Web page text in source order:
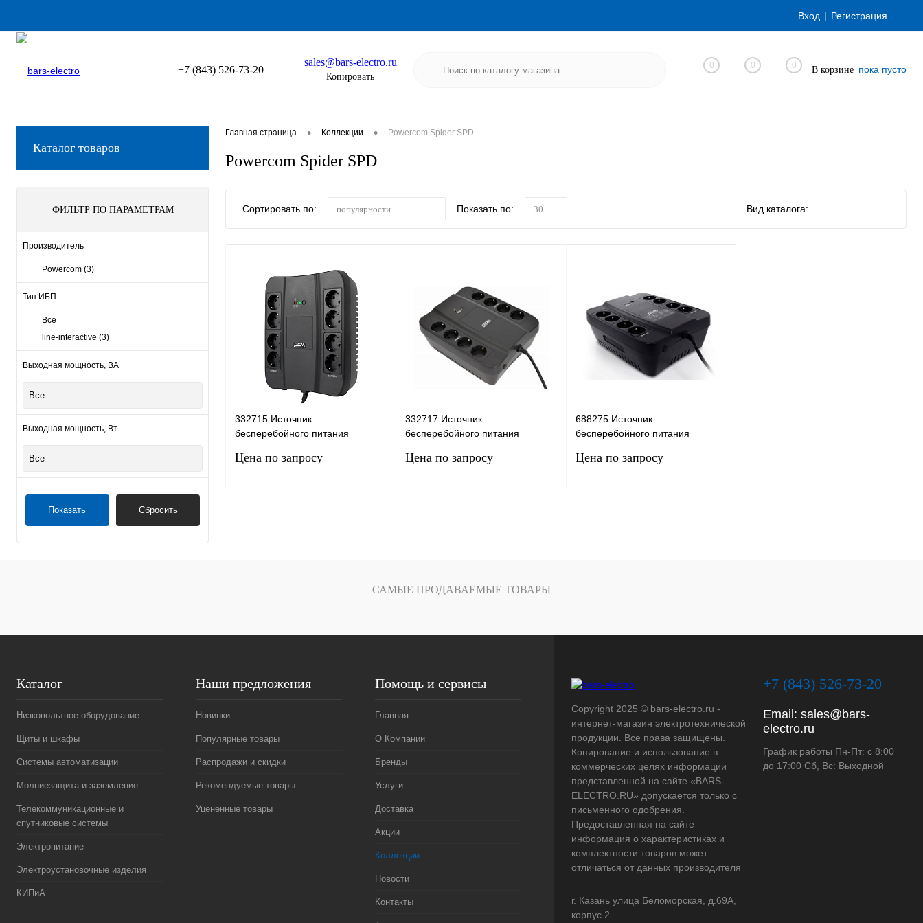
Вход Регистрация
+7 (843) 526-73-20
sales@bars-electro.ru
Копировать
0 0 0 В корзине пока пусто
Каталог товаров
ФИЛЬТР ПО ПАРАМЕТРАМ
Производитель
Powercom (3)
Тип ИБП
Все
line-interactive (3)
Выходная мощность, ВА
Все
Выходная мощность, Вт
Все
Показать Сбросить
Главная страница • Коллекции • Powercom Spider SPD
Powercom Spider SPD
Сортировать по: популярности Показать по: 30 Вид каталога:
332715 Источник
бесперебойного питания
850ВA
Цена по запросу
332717 Источник
бесперебойного питания
1000ВA
Цена по запросу
688275 Источник
бесперебойного питания
650ВA
Цена по запросу
САМЫЕ ПРОДАВАЕМЫЕ ТОВАРЫ
Каталог
Низковольтное оборудование
Щиты и шкафы
Системы автоматизации
Молниезащита и заземление
Телекоммуникационные и
спутниковые системы
Электропитание
Электроустановочные изделия
КИПиА
Наши предложения
Новинки
Популярные товары
Распродажи и скидки
Рекомендуемые товары
Уцененные товары
Помощь и сервисы
Главная
О Компании
Бренды
Услуги
Доставка
Акции
Коллекции
Новости
Контакты
Copyright 2025 © bars-electro.ru -
интернет-магазин электротехнической
продукции. Все права защищены.
Копирование и использование в
коммерческих целях информации
представленной на сайте «BARS-
ELECTRO.RU» допускается только с
письменного одобрения.
Предоставленная на сайте
информация о характеристиках и
комплектности товаров может
отличаться от данных производителя
г. Казань улица Беломорская, д.69А,
корпус 2
+7 (843) 526-73-20
Email: sales@bars-
electro.ru
График работы Пн-Пт: с 8:00
до 17:00 Сб, Вс: Выходной